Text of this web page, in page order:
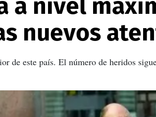
a nivel
nuevos
este país. El número de heridos